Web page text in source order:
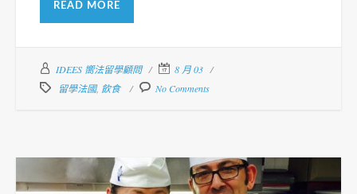
READ MORE
IDEES 嚮法留學顧問
8 月 03
留學法國, 飲食 No Comments